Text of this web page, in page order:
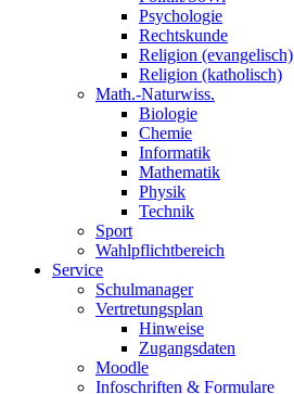
Psychologie
Rechtskunde
Religion (evangelisch)
Religion (katholisch)
Math.-Naturwiss.
Biologie
Chemie
Informatik
Mathematik
Physik
Technik
Sport
Wahlpflichtbereich
Service
Schulmanager
Vertretungsplan
Hinweise
Zugangsdaten
Moodle
Infoschriften & Formulare